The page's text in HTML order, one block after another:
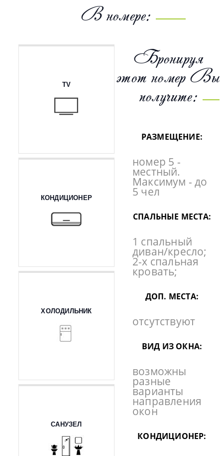
В номере:
TV
КОНДИЦИОНЕР
ХОЛОДИЛЬНИК
САНУЗЕЛ
Бронируя
этот номер Вы
получите:
РАЗМЕЩЕНИЕ:
номер 5 -
местный.
Максимум - до
5 чел
СПАЛЬНЫЕ МЕСТА:
1 спальный
диван/кресло;
2-х спальная
кровать;
ДОП. МЕСТА:
отсутствуют
ВИД ИЗ ОКНА:
возможны
разные
варианты
направления
окон
КОНДИЦИОНЕР: